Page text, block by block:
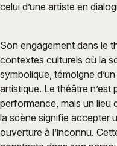
celui d’une artiste en
Son engagement dans le
contextes culturels où la
symbolique, témoigne
artistique. Le théâtre
performance, mais un lieu
la scène signifie accepter
ouverture à l’inconnu.